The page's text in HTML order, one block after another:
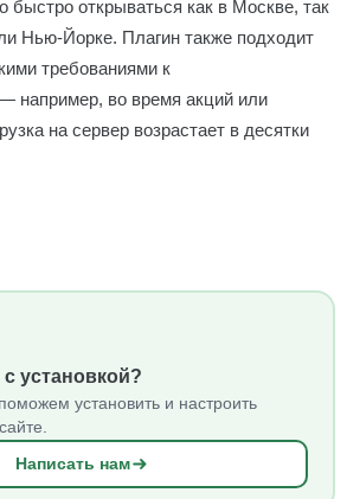
быстро открываться как в Москве, так
Нью-Йорке. Плагин также подходит
требованиями к
например, во время акций или
на сервер возрастает в десятки
установкой?
установить и настроить
Написать нам